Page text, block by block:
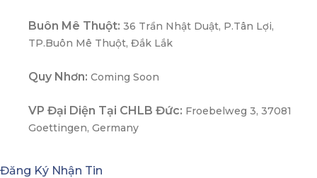
Buôn Mê Thuột: 36 Trần Nhật Duật, P.Tân Lợi,
TP.Buôn Mê Thuột, Đắk Lắk
Quy Nhơn: Coming Soon
VP Đại Diện Tại CHLB Đức: Froebelweg 3, 37081
Goettingen, Germany
Đăng Ký Nhận Tin